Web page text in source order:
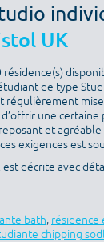
UK
de type
régulièrement
une
et
exigences est
décrite avec
bath, résidence
chipping